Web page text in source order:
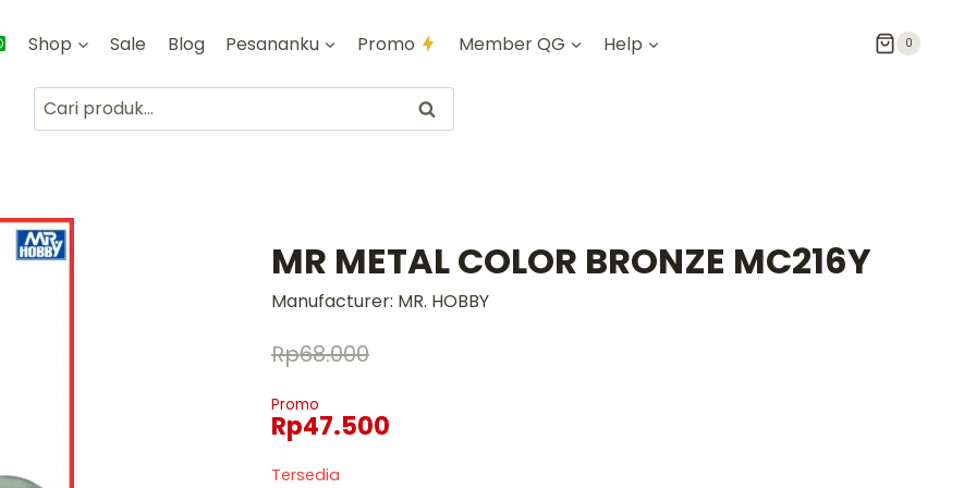
Shop Sale Blog Pesananku Promo Member QG Help 0
Pencarian
untuk:
Cari
MR METAL COLOR BRONZE MC216Y
Manufacturer: MR. HOBBY
Rp68.000
Promo
Rp47.500
Tersedia